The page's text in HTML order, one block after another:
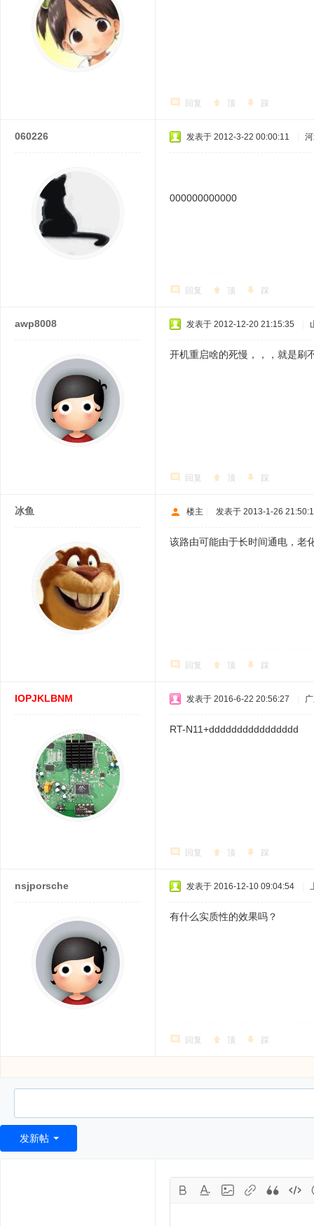
回复 顶 踩
060226 发表于 2012-3-22 00:00:11
000000000000
回复 顶 踩
awp8008 发表于 2012-12-20 21:15:35
开机重启啥的死慢，，，就是刷
回复 顶 踩
冰鱼 楼主 发表于 2013-1-26
该路由可能由于长时间通电，老
回复 顶 踩
IOPJKLBNM 发表于 2016-6-22 20:56:27
RT-N11+dddddddddddddddd
回复 顶 踩
nsjporsche 发表于 2016-12-10 09:04:54
有什么实质性的效果吗？
回复 顶 踩
发新帖